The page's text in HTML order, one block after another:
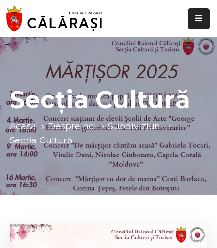
Despre
noi
evenimente
Transparență
decizională
Comisii
Funcții
Secția Cultură
Acasă Despre noi
Subdiviziuni
Secția Cultură